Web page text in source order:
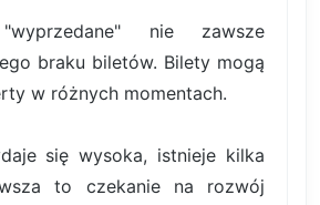
"wyprzedane" nie zawsze
braku biletów. Bilety mogą
w różnych momentach.
się wysoka, istnieje kilka
to czekanie na rozwój